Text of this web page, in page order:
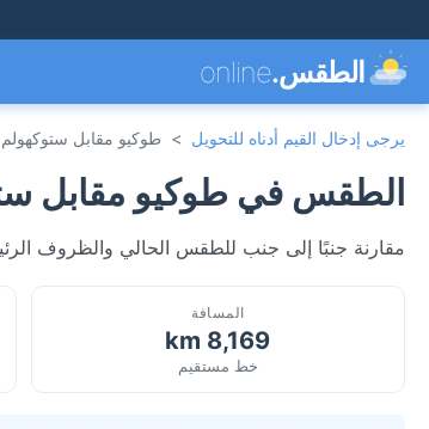
الطقس.online
يرجى إدخال القيم أدناه للتحويل > طوكيو مقابل ستوكهولم
الطقس في طوكيو مقابل
مقارنة جنبًا إلى جنب للطقس الحالي والظروف
المسافة
8,169 km
خط مستقيم